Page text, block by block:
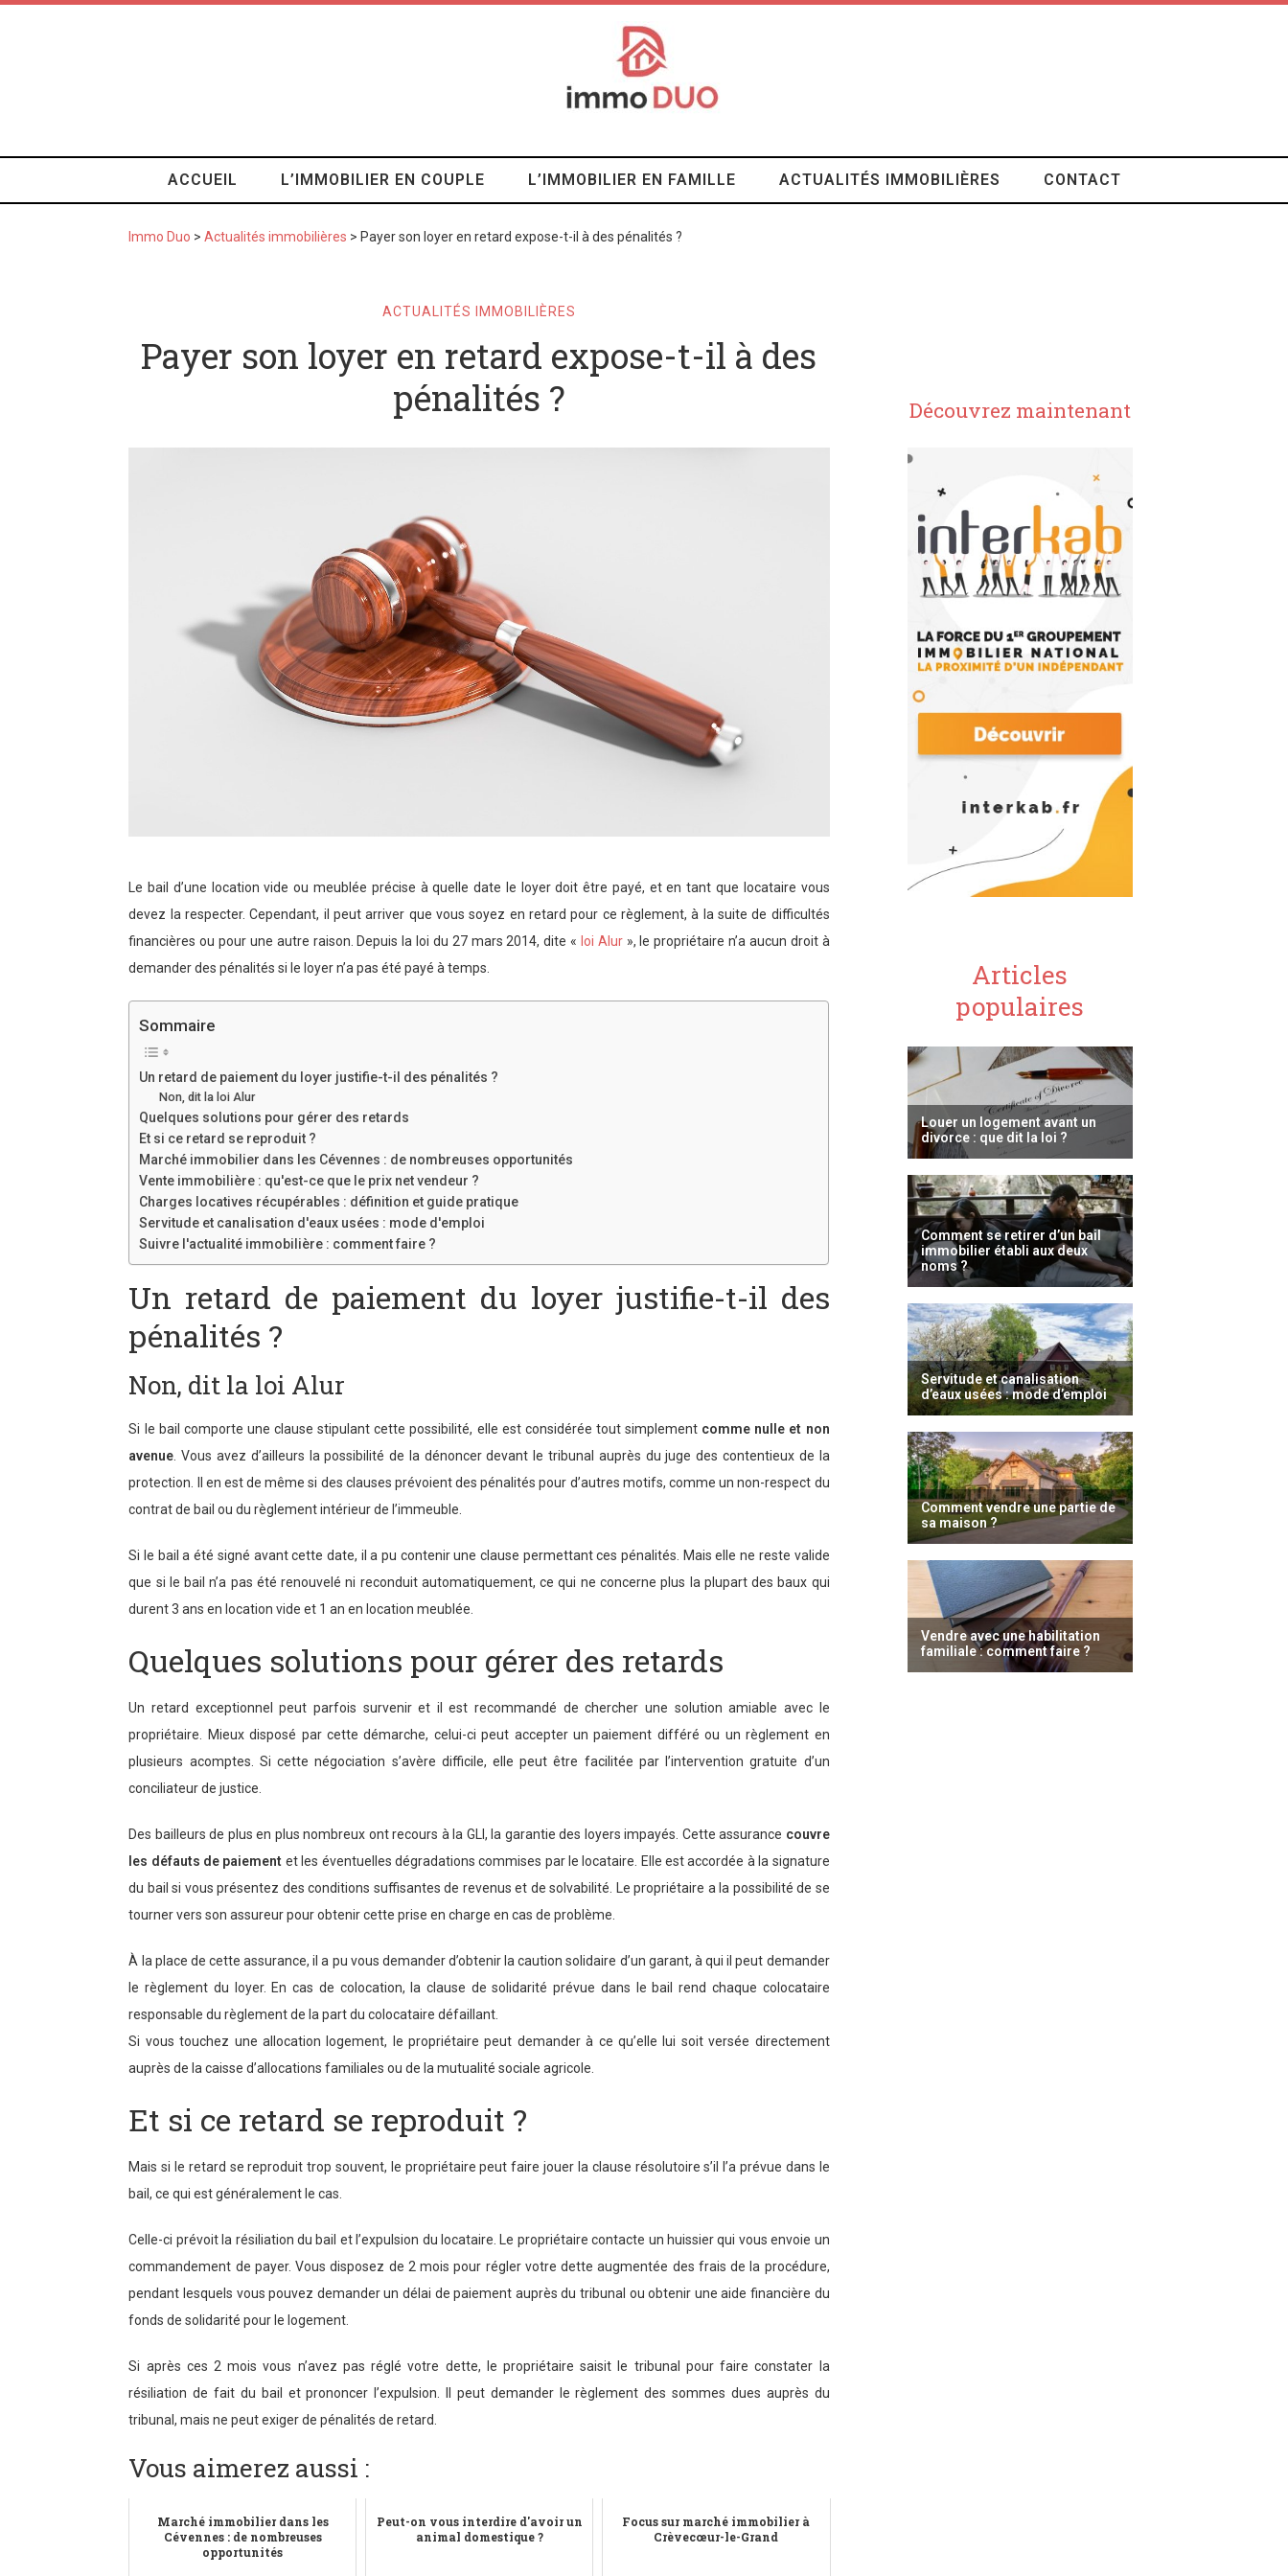
ACCUEIL L’IMMOBILIER EN COUPLE L’IMMOBILIER EN FAMILLE ACTUALITÉS IMMOBILIÈRES CONTACT
Immo Duo >Actualités immobilières > Payer son loyer en retard expose-t-il à des pénalités ?
ACTUALITÉS IMMOBILIÈRES
Payer son loyer en retard expose-t-il à des
pénalités ?
Le bail d’une location vide ou meublée précise à quelle date le loyer doit être payé, et en tant que locataire vous
devez la respecter. Cependant, il peut arriver que vous soyez en retard pour ce règlement, à la suite de difficultés
financières ou pour une autre raison. Depuis la loi du 27 mars 2014, dite « loi Alur», le propriétaire n’a aucun droit à
demander des pénalités si le loyer n’a pas été payé à temps.
Sommaire
Un retard de paiement du loyer justifie-t-il des pénalités ?
Non, dit la loi Alur
Quelques solutions pour gérer des retards
Et si ce retard se reproduit ?
Marché immobilier dans les Cévennes : de nombreuses opportunités
Vente immobilière : qu'est-ce que le prix net vendeur ?
Charges locatives récupérables : définition et guide pratique
Servitude et canalisation d'eaux usées : mode d'emploi
Suivre l'actualité immobilière : comment faire ?
Un retard de paiement du loyer justifie-t-il des
pénalités ?
Non, dit la loi Alur
Si le bail comporte une clause stipulant cette possibilité, elle est considérée tout simplement comme nulle et non
avenue . Vous avez d’ailleurs la possibilité de la dénoncer devant le tribunal auprès du juge des contentieux de la
protection. Il en est de même si des clauses prévoient des pénalités pour d’autres motifs, comme un non-respect du
contrat de bail ou du règlement intérieur de l’immeuble.
Si le bail a été signé avant cette date, il a pu contenir une clause permettant ces pénalités. Mais elle ne reste valide
que si le bail n’a pas été renouvelé ni reconduit automatiquement, ce qui ne concerne plus la plupart des baux qui
durent 3 ans en location vide et 1 an en location meublée.
Quelques solutions pour gérer des retards
Un retard exceptionnel peut parfois survenir et il est recommandé de chercher une solution amiable avec le
propriétaire. Mieux disposé par cette démarche, celui-ci peut accepter un paiement différé ou un règlement en
plusieurs acomptes. Si cette négociation s’avère difficile, elle peut être facilitée par l’intervention gratuite d’un
conciliateur de justice.
Des bailleurs de plus en plus nombreux ont recours à la GLI, la garantie des loyers impayés. Cette assurance couvre
les défauts de paiement et les éventuelles dégradations commises par le locataire. Elle est accordée à la signature
du bail si vous présentez des conditions suffisantes de revenus et de solvabilité. Le propriétaire a la possibilité de se
tourner vers son assureur pour obtenir cette prise en charge en cas de problème.
À la place de cette assurance, il a pu vous demander d’obtenir la caution solidaire d’un garant, à qui il peut demander
le règlement du loyer. En cas de colocation, la clause de solidarité prévue dans le bail rend chaque colocataire
responsable du règlement de la part du colocataire défaillant.
Si vous touchez une allocation logement, le propriétaire peut demander à ce qu’elle lui soit versée directement
auprès de la caisse d’allocations familiales ou de la mutualité sociale agricole.
Et si ce retard se reproduit ?
Mais si le retard se reproduit trop souvent, le propriétaire peut faire jouer la clause résolutoire s’il l’a prévue dans le
bail, ce qui est généralement le cas.
Celle-ci prévoit la résiliation du bail et l’expulsion du locataire. Le propriétaire contacte un huissier qui vous envoie un
commandement de payer. Vous disposez de 2 mois pour régler votre dette augmentée des frais de la procédure,
pendant lesquels vous pouvez demander un délai de paiement auprès du tribunal ou obtenir une aide financière du
fonds de solidarité pour le logement.
Si après ces 2 mois vous n’avez pas réglé votre dette, le propriétaire saisit le tribunal pour faire constater la
résiliation de fait du bail et prononcer l’expulsion. Il peut demander le règlement des sommes dues auprès du
tribunal, mais ne peut exiger de pénalités de retard.
Vous aimerez aussi :
Marché immobilier dans les
Cévennes : de nombreuses
opportunités
Peut-on vous interdire d'avoir un
animal domestique ?
Focus sur marché immobilier à
Crèvecœur-le-Grand
Découvrez maintenant
Articles
populaires